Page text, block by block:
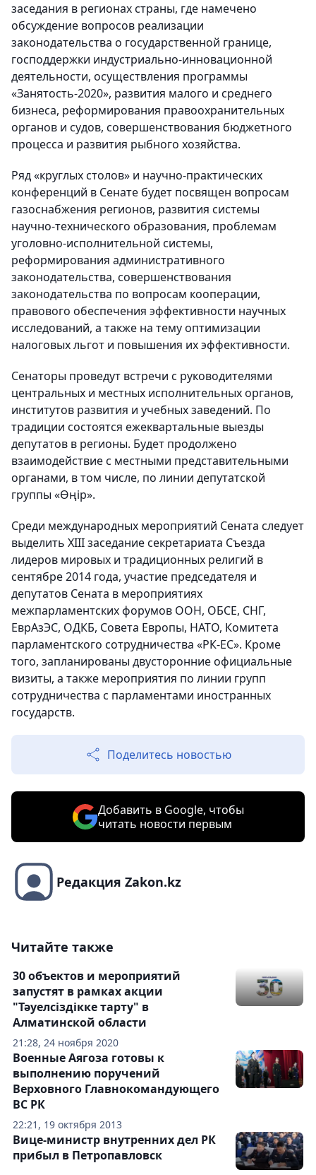
заседания в регионах страны, где намечено
обсуждение вопросов реализации
законодательства о государственной границе,
господдержки индустриально-инновационной
деятельности, осуществления программы
«Занятость-2020», развития малого и среднего
бизнеса, реформирования правоохранительных
органов и судов, совершенствования бюджетного
процесса и развития рыбного хозяйства.
Ряд «круглых столов» и научно-практических
конференций в Сенате будет посвящен вопросам
газоснабжения регионов, развития системы
научно-технического образования, проблемам
уголовно-исполнительной системы,
реформирования административного
законодательства, совершенствования
законодательства по вопросам кооперации,
правового обеспечения эффективности научных
исследований, а также на тему оптимизации
налоговых льгот и повышения их эффективности.
Сенаторы проведут встречи с руководителями
центральных и местных исполнительных органов,
институтов развития и учебных заведений. По
традиции состоятся ежеквартальные выезды
депутатов в регионы. Будет продолжено
взаимодействие с местными представительными
органами, в том числе, по линии депутатской
группы «Өңір».
Среди международных мероприятий Сената следует
выделить XIII заседание секретариата Съезда
лидеров мировых и традиционных религий в
сентябре 2014 года, участие председателя и
депутатов Сената в мероприятиях
межпарламентских форумов ООН, ОБСЕ, СНГ,
ЕврАзЭС, ОДКБ, Совета Европы, НАТО, Комитета
парламентского сотрудничества «РК-ЕС». Кроме
того, запланированы двусторонние официальные
визиты, а также мероприятия по линии групп
сотрудничества с парламентами иностранных
государств.
Поделитесь новостью
Добавить в Google, чтобы
читать новости первым
Редакция Zakon.kz
Читайте также
21:28, 24 ноября 2020
30 объектов и мероприятий
запустят в рамках акции
"Тәуелсіздікке тарту" в
Алматинской области
22:21, 19 октября 2013
Военные Аягоза готовы к
выполнению поручений
Верховного Главнокомандующего
ВС РК
Вице-министр внутренних дел РК
прибыл в Петропавловск